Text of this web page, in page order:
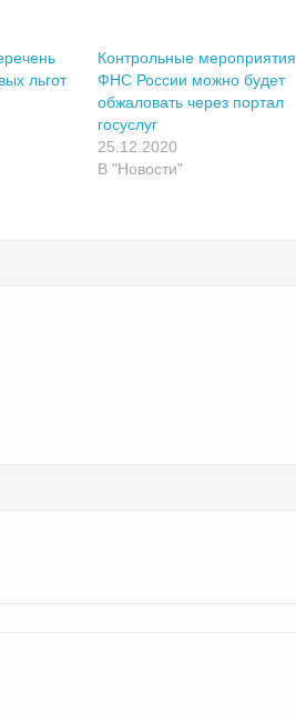
льгот
Контрольные мероприятия
ФНС России можно будет
обжаловать через портал
госуслуг
25.12.2020
В "Новости"